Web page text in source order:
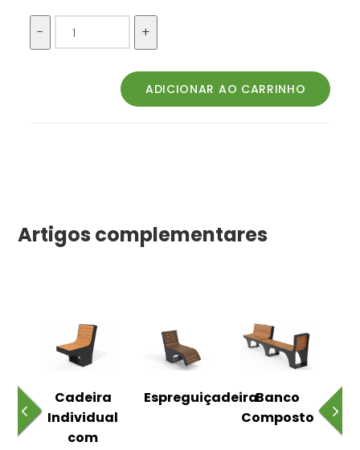
Artigos complementares
Cadeira
Individual
com
EspreguiçadeiraBanco
Composto